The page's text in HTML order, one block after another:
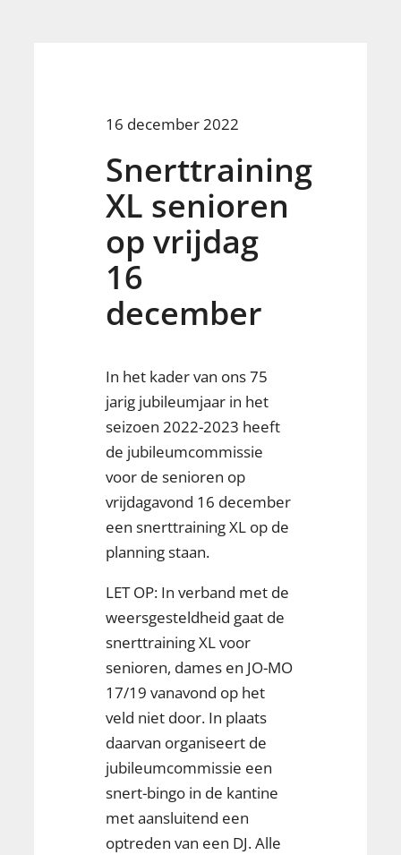
16 december 2022
Snerttraining
XL senioren
op vrijdag
16
december
In het kader van ons 75
jarig jubileumjaar in het
seizoen 2022-2023 heeft
de jubileumcommissie
voor de senioren op
vrijdagavond 16 december
een snerttraining XL op de
planning staan.
LET OP: In verband met de
weersgesteldheid gaat de
snerttraining XL voor
senioren, dames en JO-MO
17/19 vanavond op het
veld niet door. In plaats
daarvan organiseert de
jubileumcommissie een
snert-bingo in de kantine
met aansluitend een
optreden van een DJ. Alle